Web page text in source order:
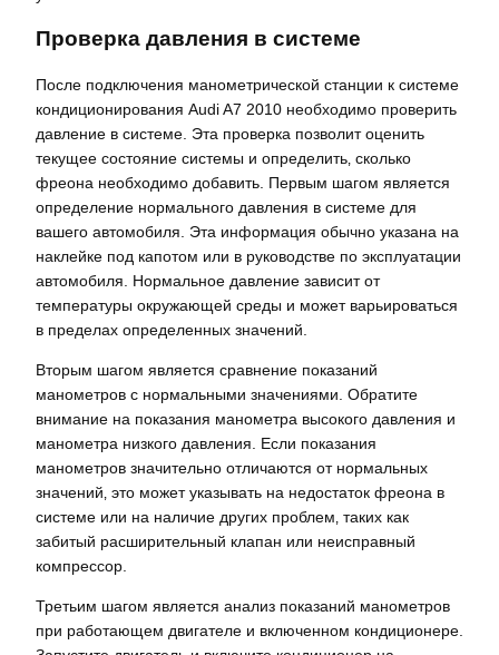
Проверка давления в системе
После подключения манометрической станции к системе
кондиционирования Audi A7 2010 необходимо проверить
давление в системе. Эта проверка позволит оценить
текущее состояние системы и определить‚ сколько
фреона необходимо добавить. Первым шагом является
определение нормального давления в системе для
вашего автомобиля. Эта информация обычно указана на
наклейке под капотом или в руководстве по эксплуатации
автомобиля. Нормальное давление зависит от
температуры окружающей среды и может варьироваться
в пределах определенных значений.
Вторым шагом является сравнение показаний
манометров с нормальными значениями. Обратите
внимание на показания манометра высокого давления и
манометра низкого давления. Если показания
манометров значительно отличаются от нормальных
значений‚ это может указывать на недостаток фреона в
системе или на наличие других проблем‚ таких как
забитый расширительный клапан или неисправный
компрессор.
Третьим шагом является анализ показаний манометров
при работающем двигателе и включенном кондиционере.